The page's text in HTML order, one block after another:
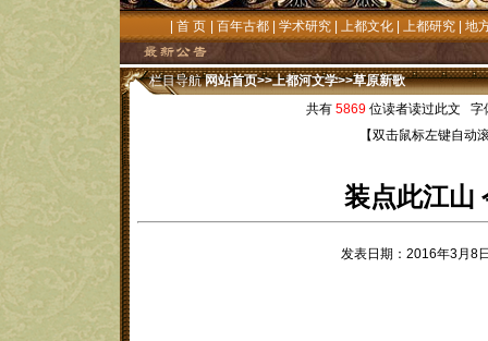
首 页 百年古都 学术研究 上都文化 上都研究 地
栏目导航 网站首页>>上都河文学>>草原新歌
共有 5869位读者读过此文 字
【双击鼠标左键自
装点此江
发表日期：2016年3月